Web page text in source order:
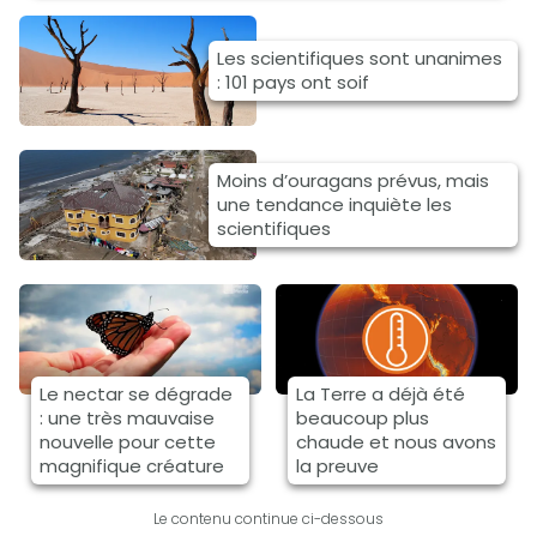
Les scientifiques sont unanimes
: 101 pays ont soif
Moins d’ouragans prévus, mais
une tendance inquiète les
scientifiques
Le nectar se dégrade
: une très mauvaise
nouvelle pour cette
magnifique créature
La Terre a déjà été
beaucoup plus
chaude et nous avons
la preuve
Le contenu continue ci-dessous